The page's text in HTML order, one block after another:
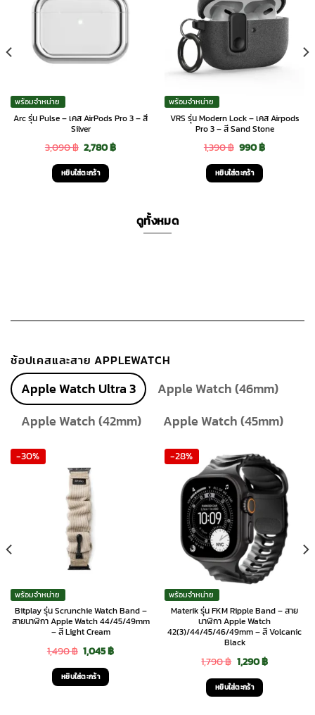
พร้อมจำหน่าย
Arc รุ่น Pulse – เคส AirPods Pro 3 – สี
Silver
3,090฿ Original
price
was:
2,780฿Current
หยิบใส่ตะกร้า
พร้อมจำหน่าย
VRS รุ่น Modern Lock – เคส Airpods
Pro 3 – สี Sand Stone
1,390฿ Original
price
was:
990฿Current
หยิบใส่ตะกร้า
ดูทั้งหมด
ช้อปเคสและสาย APPLEWATCH
Apple Watch Ultra 3
Apple Watch (46mm)
Apple Watch (42mm)
Apple Watch (45mm)
-30%
พร้อมจำหน่าย
Bitplay รุ่น Scrunchie Watch Band –
สายนาฬิกา Apple Watch 44/45/49mm
– สี Light Cream
1,490฿ Original
price
was:
1,045฿Current
หยิบใส่ตะกร้า
-28%
พร้อมจำหน่าย
Materik รุ่น FKM Ripple Band – สาย
นาฬิกา Apple Watch
42(3)/44/45/46/49mm – สี Volcanic
Black
1,790฿ Original
price
was:
1,290฿Current
หยิบใส่ตะกร้า